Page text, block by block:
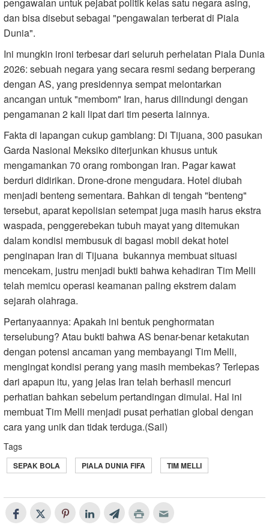
pengawalan untuk pejabat politik kelas satu negara asing,
dan bisa disebut sebagai "pengawalan terberat di Piala
Dunia".
Ini mungkin ironi terbesar dari seluruh perhelatan Piala Dunia
2026: sebuah negara yang secara resmi sedang berperang
dengan AS, yang presidennya sempat melontarkan
ancangan untuk "membom" Iran, harus dilindungi dengan
pengamanan 2 kali lipat dari tim peserta lainnya.
Fakta di lapangan cukup gamblang: Di Tijuana, 300 pasukan
Garda Nasional Meksiko diterjunkan khusus untuk
mengamankan 70 orang rombongan Iran. Pagar kawat
berduri didirikan. Drone-drone mengudara. Hotel diubah
menjadi benteng sementara. Bahkan di tengah "benteng"
tersebut, aparat kepolisian setempat juga masih harus ekstra
waspada, penggerebekan tubuh mayat yang ditemukan
dalam kondisi membusuk di bagasi mobil dekat hotel
penginapan Iran di Tijuana bukannya membuat situasi
mencekam, justru menjadi bukti bahwa kehadiran Tim Melli
telah memicu operasi keamanan paling ekstrem dalam
sejarah olahraga.
Pertanyaannya: Apakah ini bentuk penghormatan
terselubung? Atau bukti bahwa AS benar-benar ketakutan
dengan potensi ancaman yang membayangi Tim Melli,
mengingat kondisi perang yang masih membekas? Terlepas
dari apapun itu, yang jelas Iran telah berhasil mencuri
perhatian bahkan sebelum pertandingan dimulai. Hal ini
membuat Tim Melli menjadi pusat perhatian global dengan
cara yang unik dan tidak terduga.(Sail)
Tags
SEPAK BOLA PIALA DUNIA FIFA TIM MELLI